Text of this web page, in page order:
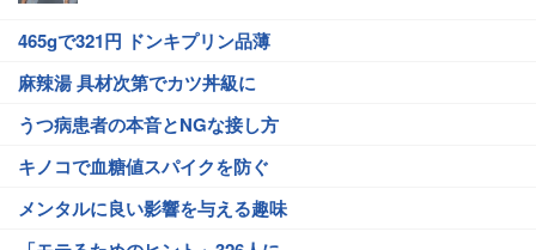
465gで321円 ドンキプリン品薄
麻辣湯 具材次第でカツ丼級に
うつ病患者の本音とNGな接し方
キノコで血糖値スパイクを防ぐ
メンタルに良い影響を与える趣味